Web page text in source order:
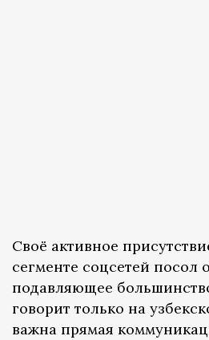
Своё активное
сегменте соцсетей посол
подавляющее
говорит только на
важна прямая